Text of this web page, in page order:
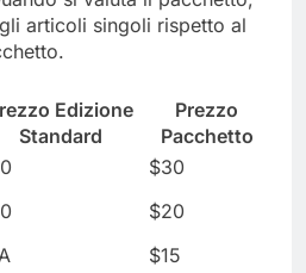
articoli singoli rispetto al
Edizione
Standard
Prezzo
Pacchetto
$30
$20
$15